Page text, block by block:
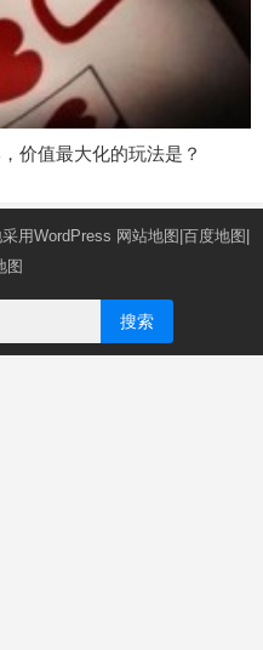
价值最大化的玩法是？
用WordPress 网站地图 百度地图
图
搜索